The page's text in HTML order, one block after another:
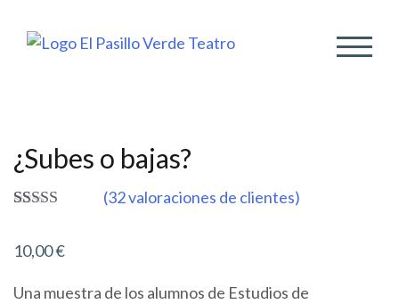
¿Subes o bajas?
basado en
de clientes
(32valoraciones de clientes)
10,00€
Una muestra de los alumnos de Estudios de